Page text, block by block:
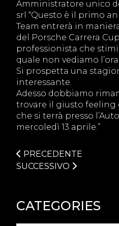
Amministratore unico
srl “Questo è il primo
Team entrerà in
del Porsche Carrera
professionista che
quale non vediamo
Si prospetta una
interessante.
Adesso dobbiamo
trovare il giusto feeling
che si terrà presso
mercoledì 13 aprile.”
PRECEDENTE
SUCCESSIVO
CATEGORIES